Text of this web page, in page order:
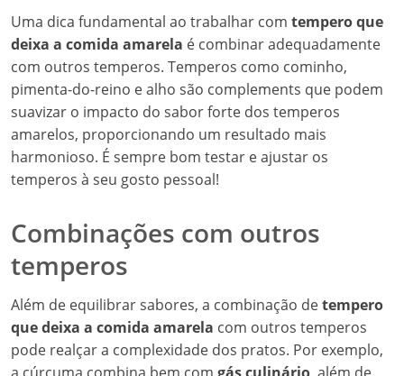
Uma dica fundamental ao trabalhar com tempero que
deixa a comida amarela é combinar adequadamente
com outros temperos. Temperos como cominho,
pimenta-do-reino e alho são complements que podem
suavizar o impacto do sabor forte dos temperos
amarelos, proporcionando um resultado mais
harmonioso. É sempre bom testar e ajustar os
temperos à seu gosto pessoal!
Combinações com outros
temperos
Além de equilibrar sabores, a combinação detempero
que deixa a comida amarela com outros temperos
pode realçar a complexidade dos pratos. Por exemplo,